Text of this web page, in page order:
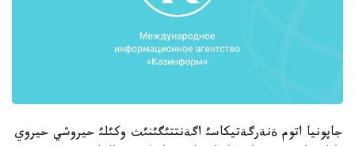
جاپونيا اتوم ةنةرگةتيكاسئ اگةنتتئگئنئث وكئلئ حيروشي حيروي